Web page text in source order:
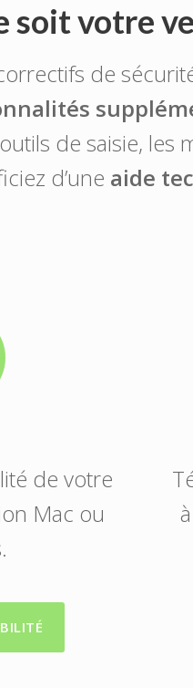
soit votre
de
de saisie,
d’une aide
de votre
Mac ou